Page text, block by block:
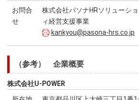
お問合
せ
株式会社パソナHRソリューシ
ィ経営支援事業
kankyou@pasona-hrs.co.jp
（参考） 企業概要
株式会社U-POWER